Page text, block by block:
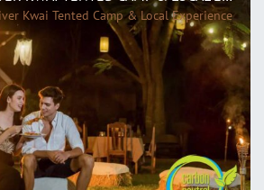
Kwai Tented Camp & Local Experience